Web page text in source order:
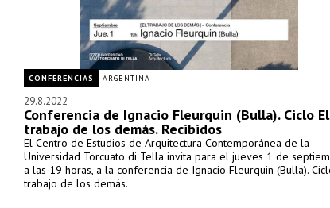
CONFERENCIAS ARGENTINA
29.8.2022
Conferencia de Ignacio Fleurquin (Bulla). Ciclo El
trabajo de los demás. Recibidos
El Centro de Estudios de Arquitectura Contemporánea de la
Universidad Torcuato di Tella invita para el jueves 1 de
a las 19 horas, a la conferencia de Ignacio Fleurquin (Bulla).
trabajo de los demás.